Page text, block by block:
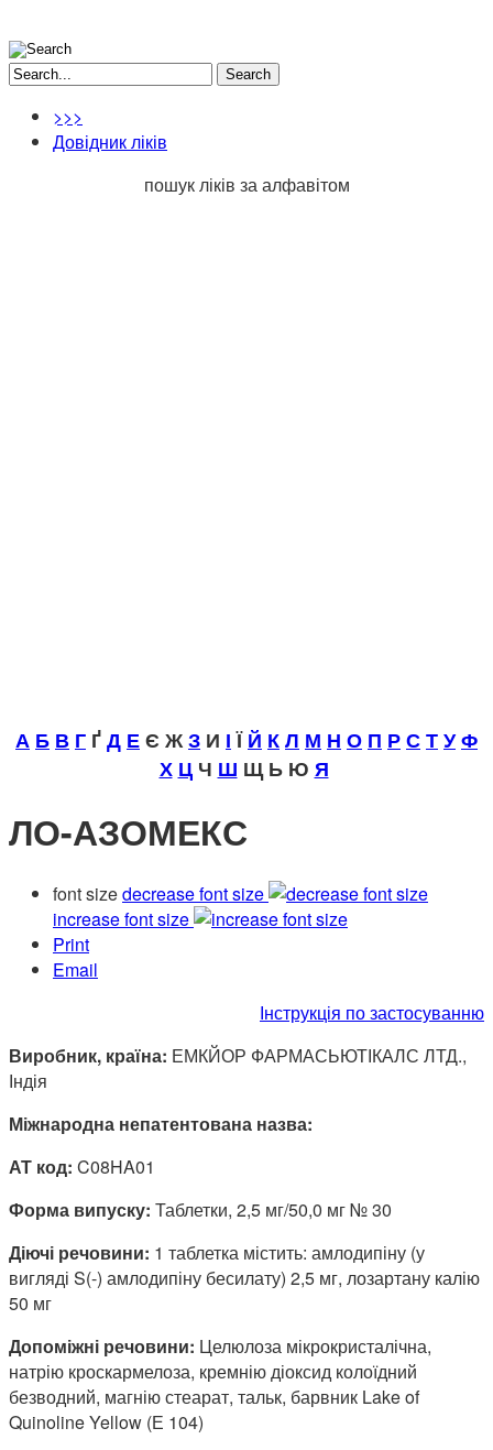
Search
>>>
Довідник ліків
пошук ліків за алфавітом
А Б В Г ҐД ЕЄ ЖЗ И ІЇЙ КЛ М Н О П РСТУФ
Х ЦЧ Ш Щ Ь Ю Я
ЛО-АЗОМЕКС
font sizedecrease font size
increase font size
Print
Email
Інструкція по застосуванню
Виробник, країна: ЕМКЙОР ФАРМАСЬЮТІКАЛС ЛТД.,
Індія
Міжнародна непатентована назва:
АТ код: C08HA01
Форма випуску: Таблетки, 2,5 мг/50,0 мг № 30
Діючі речовини: 1 таблетка містить: амлодипіну (у
вигляді S(-) амлодипіну бесилату) 2,5 мг, лозартану калію
50 мг
Допоміжні речовини: Целюлоза мікрокристалічна,
натрію кроскармелоза, кремнію діоксид колоїдний
безводний, магнію стеарат, тальк, барвник Lake of
Quinoline Yellow (Е 104)